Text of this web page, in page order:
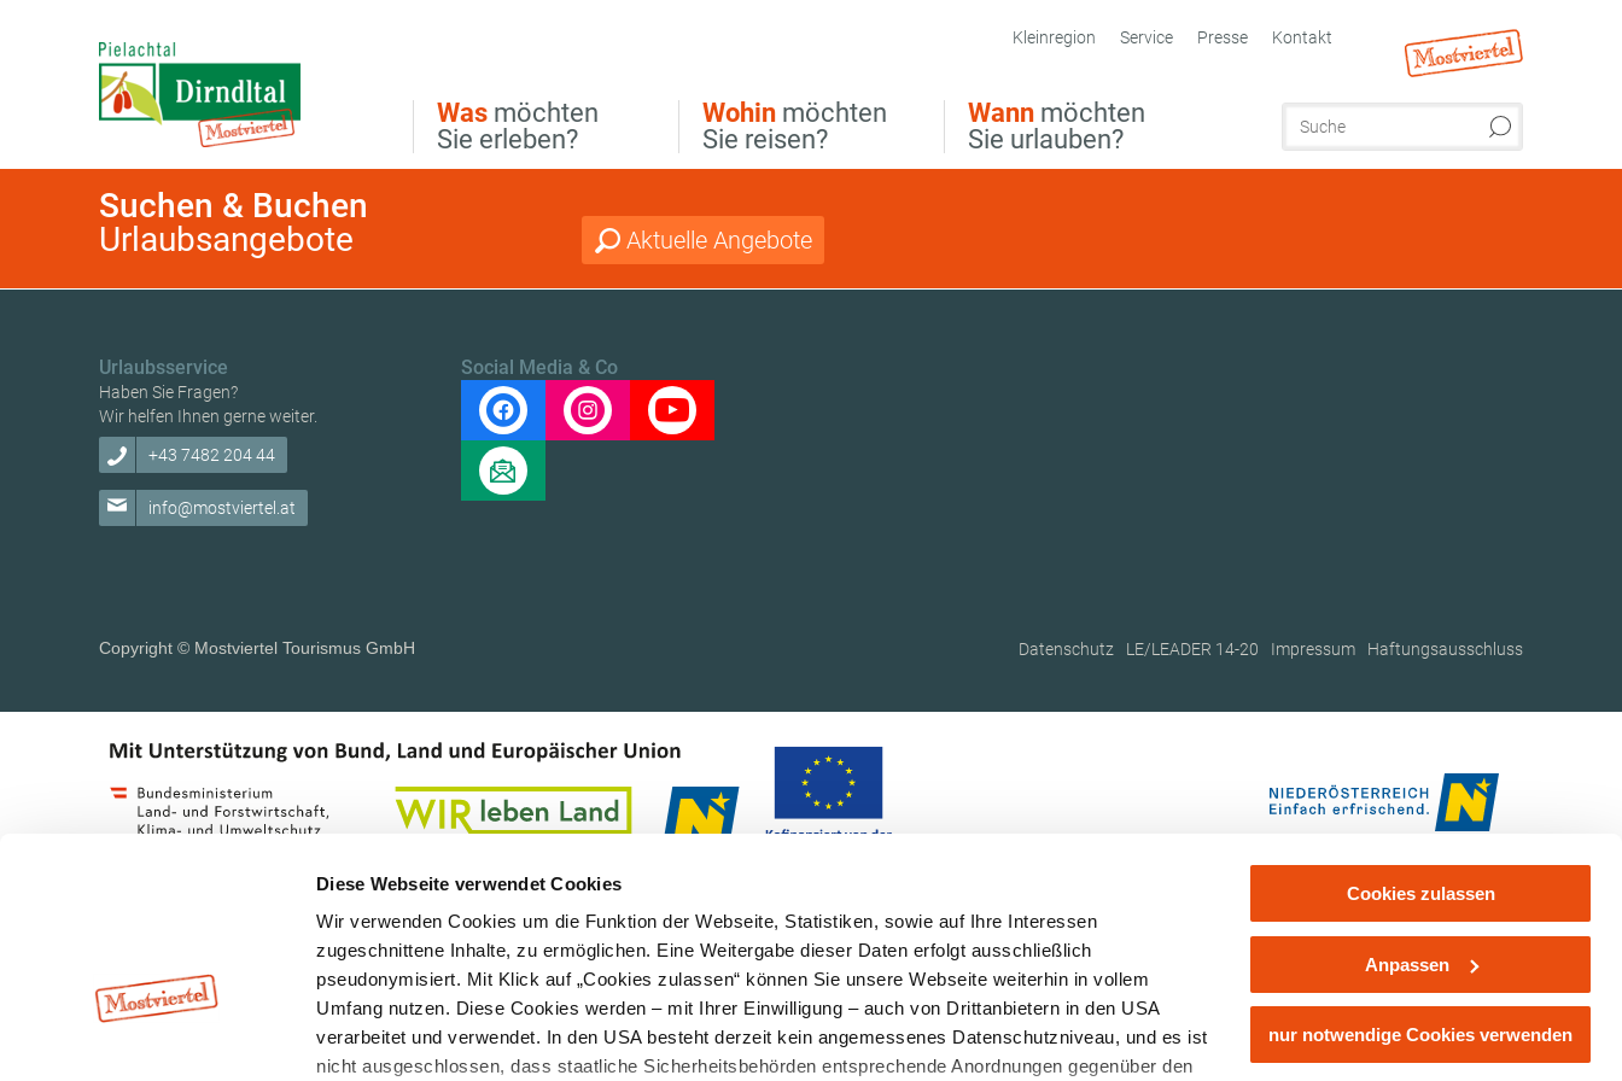
Diese Webseite verwendet Cookies
Wir verwenden Cookies um die Funktion der Webseite, Statistiken, sowie auf Ihre Interessen
zugeschnittene Inhalte, zu ermöglichen. Eine Weitergabe dieser Daten erfolgt ausschließlich
pseudonymisiert. Mit Klick auf „Cookies zulassen“ können Sie unsere Webseite weiterhin in vollem
Umfang nutzen. Diese Cookies werden – mit Ihrer Einwilligung – auch von Drittanbietern in den USA
verarbeitet und verwendet. In den USA besteht derzeit kein angemessenes Datenschutzniveau, und es ist
nicht ausgeschlossen, dass staatliche Sicherheitsbehörden entsprechende Anordnungen gegenüber den
Cookies zulassen
Anpassen
nur notwendige Cookies verwenden
Direkt zum Inhalt
Was möchten
Sie erleben?
Wohin möchten
Sie reisen?
Wann möchten
Sie urlauben?
Kleinregion Service Presse Kontakt
Suchen & Buchen
Urlaubsangebote
Aktuelle Angebote
Urlaubsservice
Haben Sie Fragen?
Wir helfen Ihnen gerne weiter.
+43 7482 204 44
info@mostviertel.at
Social Media & Co
Copyright © Mostviertel Tourismus GmbH Datenschutz LE/LEADER 14-20 Impressum Haftungsausschluss